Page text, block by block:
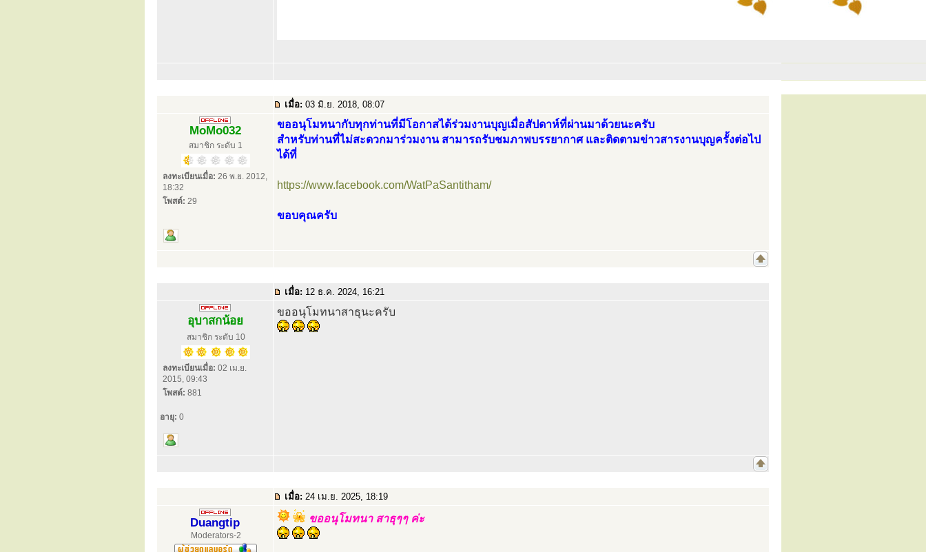
เมื่อ: 03 มิ.ย. 2018, 08:07
MoMo032
สมาชิก ระดับ 1
ลงทะเบียนเมื่อ: 26 พ.ย. 2012,
18:32
โพสต์: 29
ขออนุโมทนากับทุกท่านที่มีโอกาสได้ร่วมงานบุญเมื่อสัปดาห์ที่ผ่านมาด้วยนะครับ
สำหรับท่านที่ไม่สะดวกมาร่วมงาน สามารถรับชมภาพบรรยากาศ และติดตามข่าวสารงานบุญครั้งต่อไป
ได้ที่
https://www.facebook.com/WatPaSantitham/
ขอบคุณครับ
เมื่อ: 12 ธ.ค. 2024, 16:21
อุบาสกน้อย
สมาชิก ระดับ 10
ลงทะเบียนเมื่อ: 02 เม.ย.
2015, 09:43
โพสต์: 881
อายุ: 0
ขออนุโมทนาสาธุนะครับ
เมื่อ: 24 เม.ย. 2025, 18:19
Duangtip
Moderators-2
ขออนุโมทนา สาธุๆๆ ค่ะ